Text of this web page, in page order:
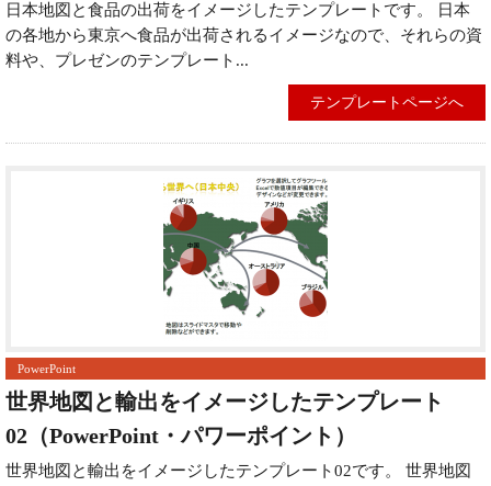
日本地図と食品の出荷をイメージしたテンプレートです。 日本
の各地から東京へ食品が出荷されるイメージなので、それらの資
料や、プレゼンのテンプレート...
テンプレートページへ
PowerPoint
世界地図と輸出をイメージしたテンプレート
02（PowerPoint・パワーポイント）
世界地図と輸出をイメージしたテンプレート02です。 世界地図